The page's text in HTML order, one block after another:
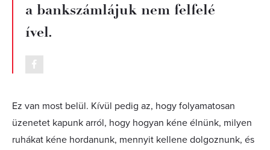
a bankszámlájuk nem felfelé
ível.
Ez van most belül. Kívül pedig az, hogy folyamatosan
üzenetet kapunk arról, hogy hogyan kéne élnünk, milyen
ruhákat kéne hordanunk, mennyit kellene dolgoznunk, és